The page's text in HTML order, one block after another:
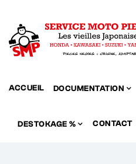
ACCUEIL DOCUMENTATION
DESTOKAGE % CONTACT